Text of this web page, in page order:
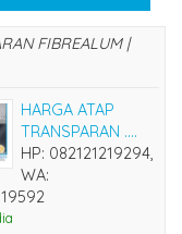
FIBREALUM |
HARGA ATAP
TRANSPARAN ....
HP: 082121219294,
WA: